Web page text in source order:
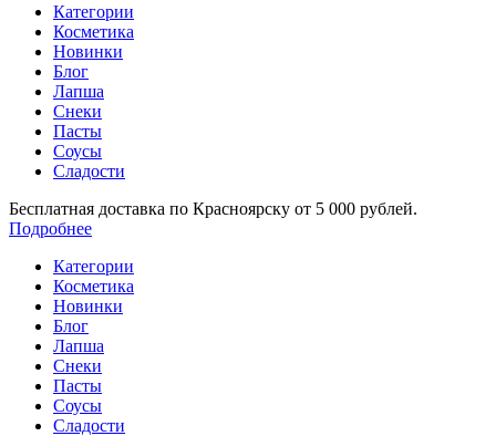
Категории
Косметика
Новинки
Блог
Лапша
Снеки
Пасты
Соусы
Сладости
Бесплатная доставка по Красноярску от 5 000 рублей.
Подробнее
Категории
Косметика
Новинки
Блог
Лапша
Снеки
Пасты
Соусы
Сладости